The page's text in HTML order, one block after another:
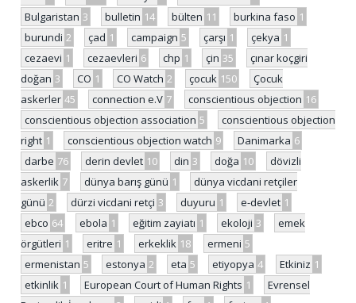
Bulgaristan 3 bulletin 14 bülten 11 burkina faso 1
burundi 2 çad 1 campaign 5 çarşı 1 çekya 1
cezaevi 1 cezaevleri 6 chp 1 çin 35
çınar koçgiri
doğan 3 CO 1 CO Watch 2 çocuk 150
Çocuk
askerler 45 connection e.V 7 conscientious objection 16
conscientious objection association 5
conscientious objection
right 1 conscientious objection watch 9 Danimarka 6
darbe 76 derin devlet 10 din 3 doğa 10
dövizli
askerlik 7 dünya barış günü 1
dünya vicdani retçiler
günü 2 dürzi vicdani retçi 3 duyuru 1 e-devlet 1
ebco 64 ebola 1 eğitim zayiatı 1 ekoloji 3
emek
örgütleri 1 eritre 1 erkeklik 18 ermeni 5
ermenistan 5 estonya 2 eta 5 etiyopya 4 Etkiniz 1
etkinlik 1 European Court of Human Rights 1
Evrensel